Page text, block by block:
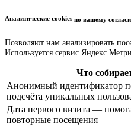
Аналитические cookies по вашему
Позволяют нам анализировать
Используется сервис
Что
Анонимный идентификатор
подсчёта уникальных
Дата первого визита —
повторные посещения